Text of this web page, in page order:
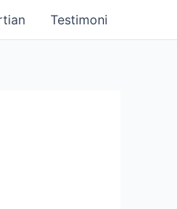
Testimoni